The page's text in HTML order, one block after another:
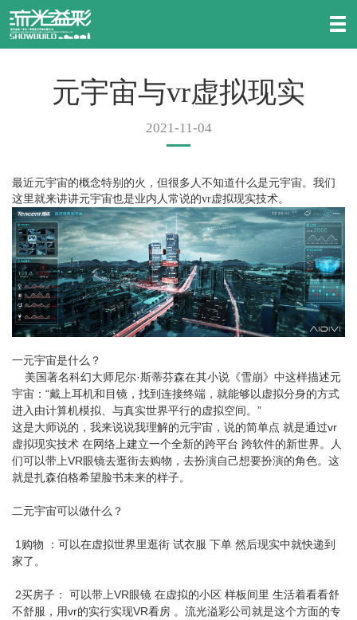
元宇宙与vr虚拟现实
2021-11-04
最近元宇宙的概念特别的火，但很多人不知道什么是元宇宙。我们
这里就来讲讲元宇宙也是业内人常说的vr虚拟现实技术。
一元宇宙是什么？
美国著名科幻大师尼尔·斯蒂芬森在其小说《雪崩》中这样描述元
宇宙：“戴上耳机和目镜，找到连接终端，就能够以虚拟分身的方式
进入由计算机模拟、与真实世界平行的虚拟空间。”
这是大师说的，我来说说我理解的元宇宙，说的简单点 就是通过vr
虚拟现实技术 在网络上建立一个全新的跨平台 跨软件的新世界。人
们可以带上VR眼镜去逛街去购物，去扮演自己想要扮演的角色。这
就是扎森伯格希望脸书未来的样子。
二元宇宙可以做什么？
1购物 ：可以在虚拟世界里逛街 试衣服 下单 然后现实中就快递到
家了。
2买房子： 可以带上VR眼镜 在虚拟的小区 样板间里 生活着看看舒
不舒服，用vr的实行实现VR看房 。流光溢彩公司就是这个方面的专